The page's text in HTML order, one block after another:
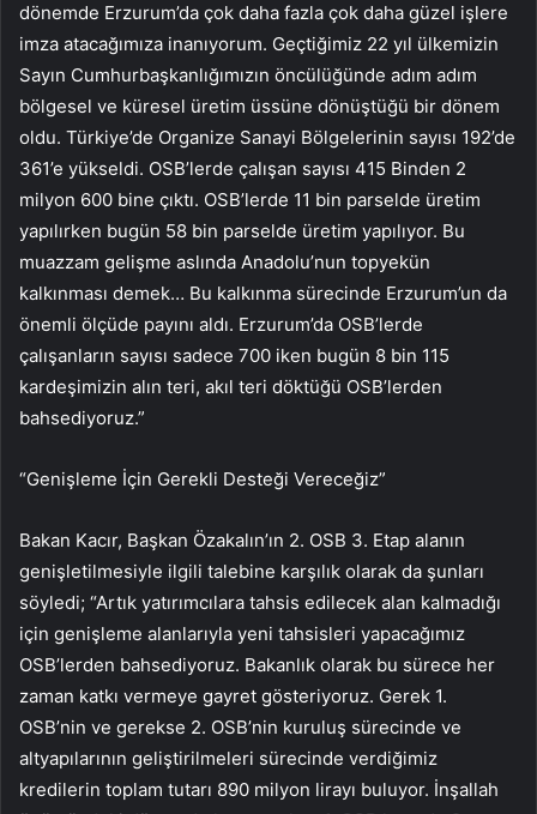
dönemde Erzurum’da çok daha fazla çok daha güzel işlere
imza atacağımıza inanıyorum. Geçtiğimiz 22 yıl ülkemizin
Sayın Cumhurbaşkanlığımızın öncülüğünde adım adım
bölgesel ve küresel üretim üssüne dönüştüğü bir dönem
oldu. Türkiye’de Organize Sanayi Bölgelerinin sayısı 192’de
361’e yükseldi. OSB’lerde çalışan sayısı 415 Binden 2
milyon 600 bine çıktı. OSB’lerde 11 bin parselde üretim
yapılırken bugün 58 bin parselde üretim yapılıyor. Bu
muazzam gelişme aslında Anadolu’nun topyekün
kalkınması demek… Bu kalkınma sürecinde Erzurum’un da
önemli ölçüde payını aldı. Erzurum’da OSB’lerde
çalışanların sayısı sadece 700 iken bugün 8 bin 115
kardeşimizin alın teri, akıl teri döktüğü OSB’lerden
bahsediyoruz.”
“Genişleme İçin Gerekli Desteği Vereceğiz”
Bakan Kacır, Başkan Özakalın’ın 2. OSB 3. Etap alanın
genişletilmesiyle ilgili talebine karşılık olarak da şunları
söyledi; “Artık yatırımcılara tahsis edilecek alan kalmadığı
için genişleme alanlarıyla yeni tahsisleri yapacağımız
OSB’lerden bahsediyoruz. Bakanlık olarak bu sürece her
zaman katkı vermeye gayret gösteriyoruz. Gerek 1.
OSB’nin ve gerekse 2. OSB’nin kuruluş sürecinde ve
altyapılarının geliştirilmeleri sürecinde verdiğimiz
kredilerin toplam tutarı 890 milyon lirayı buluyor. İnşallah